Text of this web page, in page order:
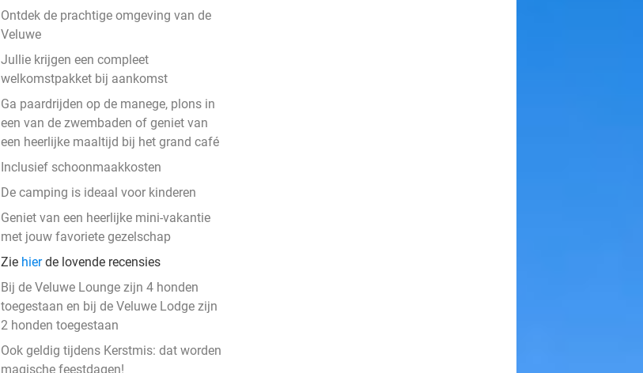
Ontdek de prachtige omgeving van de
Veluwe
Jullie krijgen een compleet
welkomstpakket bij aankomst
Ga paardrijden op de manege, plons in
een van de zwembaden of geniet van
een heerlijke maaltijd bij het grand café
Inclusief schoonmaakkosten
De camping is ideaal voor kinderen
Geniet van een heerlijke mini-vakantie
met jouw favoriete gezelschap
Zie hierde lovende recensies
Bij de Veluwe Lounge zijn 4 honden
toegestaan en bij de Veluwe Lodge zijn
2 honden toegestaan
Ook geldig tijdens Kerstmis: dat worden
magische feestdagen!